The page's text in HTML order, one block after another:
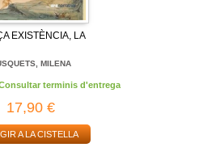
EXISTÈNCIA, LA
MILENA
terminis d'entrega
17,90 €
A LA CISTELLA